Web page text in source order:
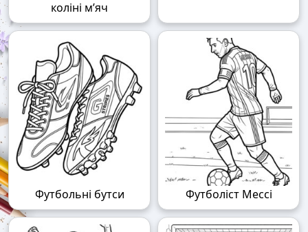
коліні м’яч
Футбольні бутси Футболіст Мессі